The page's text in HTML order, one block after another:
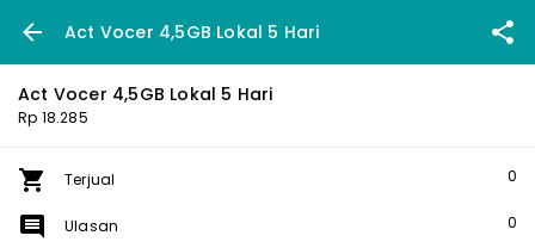
Act Vocer 4,5GB Lokal 5 Hari
Act Vocer 4,5GB Lokal 5 Hari
Rp 18.285
Terjual 0
Ulasan 0